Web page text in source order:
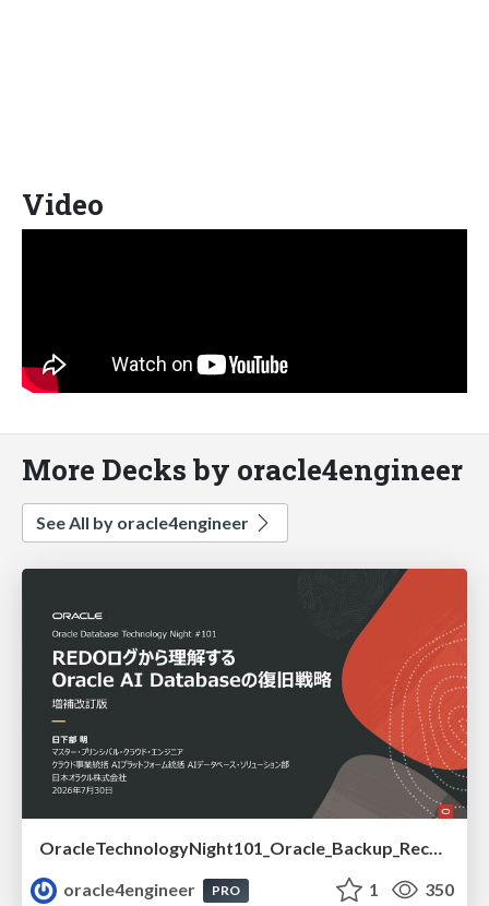
Video
More Decks by oracle4engineer
See All by oracle4engineer
OracleTechnologyNight101_Oracle_Backup_Recovery_Strategy_from_REDO_UNDO
oracle4engineer
PRO 1 350